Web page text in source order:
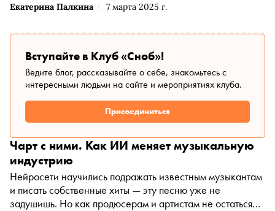
Екатерина Палкина 7 марта 2025 г.
Вступайте в Клуб «Сноб»!
Ведите блог, рассказывайте о себе, знакомьтесь с
интересными людьми на сайте и мероприятиях клуба.
Присоединиться
Чарт с ними. Как ИИ меняет музыкальную
индустрию
Нейросети научились подражать известным музыкантам
и писать собственные хиты — эту песню уже не
задушишь. Но как продюсерам и артистам не остаться